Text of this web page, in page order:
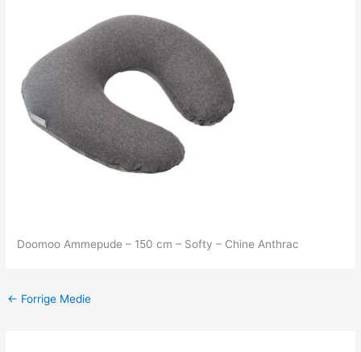
Doomoo Ammepude – 150 cm – Softy – Chine Anthrac
← Forrige Medie